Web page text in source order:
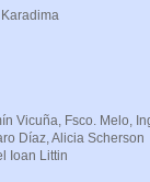
de 14
Vicuña, Fsco. Melo,
Díaz, Alicia Scherson
Ioan Littin